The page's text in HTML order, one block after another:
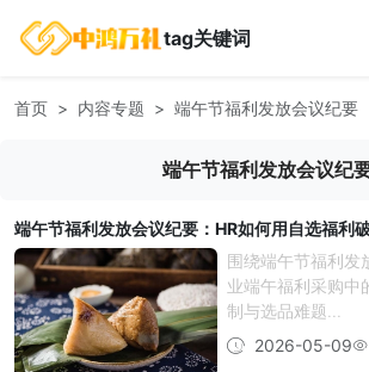
tag关键词
首页 内容专题 端午节福利发放会议纪要
端午节福利发放会议纪
端午节福利发放会议纪要：HR如何用自选福利
围绕端午节福利发
业端午福利采购中
制与选品难题...
2026-05-09